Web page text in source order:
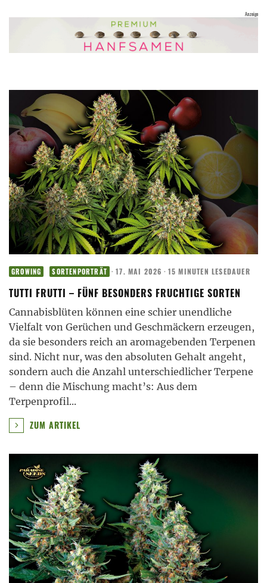
GROWING SORTENPORTRÄT · 17. MAI 2026 · 15 MINUTEN LESEDAUER
TUTTI FRUTTI – FÜNF BESONDERS FRUCHTIGE SORTEN
Cannabisblüten können eine schier unendliche
Vielfalt von Gerüchen und Geschmäckern erzeugen,
da sie besonders reich an aromagebenden Terpenen
sind. Nicht nur, was den absoluten Gehalt angeht,
sondern auch die Anzahl unterschiedlicher Terpene
– denn die Mischung macht’s: Aus dem
Terpenprofil...
ZUM ARTIKEL